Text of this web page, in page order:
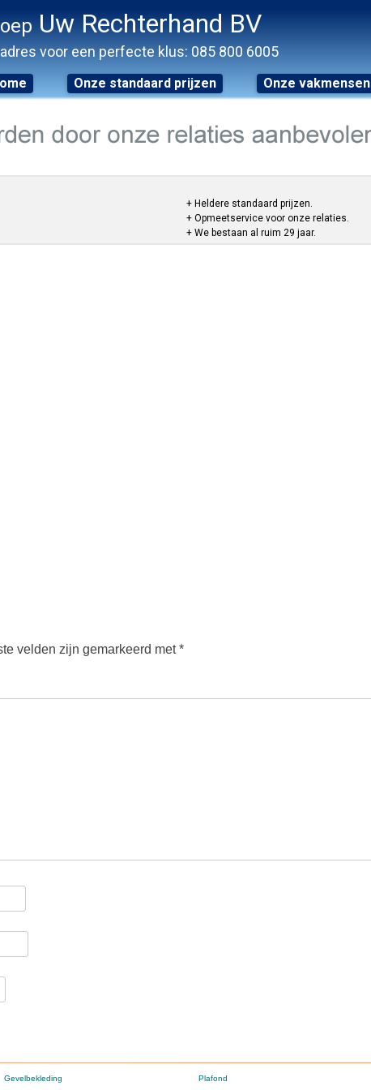
Uw Rechterhand BV
voor een perfecte klus: 085 800 6005
Onze standaard prijzen Onze vakmensen
+ Heldere standaard prijzen.
+ Opmeetservice voor onze relaties.
+ We bestaan al ruim 29 jaar.
velden zijn gemarkeerd met*
Gevelbekleding
Plafond